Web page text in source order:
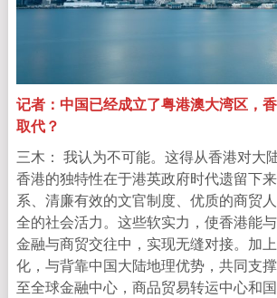
记者：中国已经成立了粤港澳大湾区，
取代？
三木： 我认为不可能。这得从香港对大
香港的独特性在于港英政府时代遗留下
系、清廉有效的文官制度、优质的商贸
全的社会活力。这些软实力，使香港能
金融与商贸交往中，实现无缝对接。加
化，与背靠中国大陆地理优势，共同支
至全球金融中心，商品贸易转运中心和国